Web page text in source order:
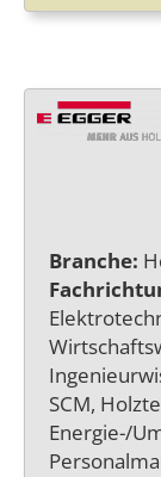
Branche:
SCM,
Energie-/